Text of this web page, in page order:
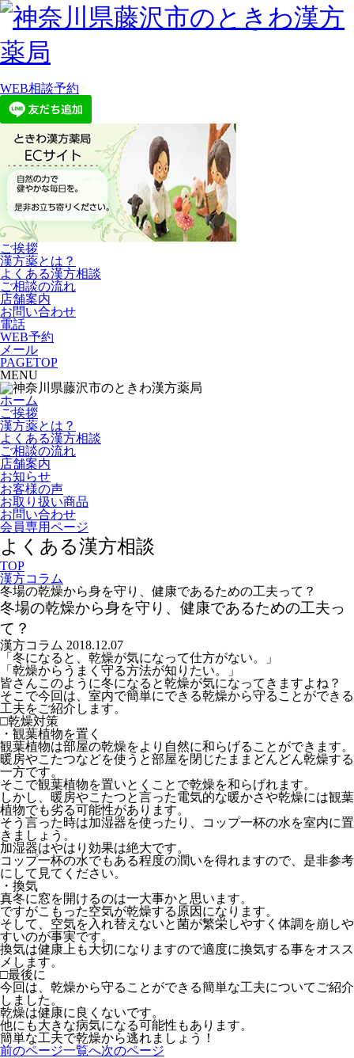
WEB相談予約
ご挨拶
漢方薬とは？
よくある漢方相談
ご相談の流れ
店舗案内
お問い合わせ
電話
WEB予約
メール
PAGETOP
MENU
ホーム
ご挨拶
漢方薬とは？
よくある漢方相談
ご相談の流れ
店舗案内
お知らせ
お客様の声
お取り扱い商品
お問い合わせ
会員専用ページ
よくある漢方相談
TOP
漢方コラム
冬場の乾燥から身を守り、健康であるための工夫って？
冬場の乾燥から身を守り、健康であるための工夫っ
て？
漢方コラム 2018.12.07
「冬になると、乾燥が気になって仕方がない。」
「乾燥からうまく守る方法が知りたい。」
皆さんこのように冬になると乾燥が気になってきますよね？
そこで今回は、室内で簡単にできる乾燥から守ることができる
工夫をご紹介します。
□乾燥対策
・観葉植物を置く
観葉植物は部屋の乾燥をより自然に和らげることができます。
暖房やこたつなどを使うと部屋を閉じたままどんどん乾燥する
一方です。
そこで観葉植物を置いとくことで乾燥を和らげれます。
しかし、暖房やこたつと言った電気的な暖かさや乾燥には観葉
植物でも劣る可能性があります。
そう言った時は加湿器を使ったり、コップ一杯の水を室内に置
きましょう。
加湿器はやはり効果は絶大です。
コップ一杯の水でもある程度の潤いを得れますので、是非参考
にして見てください。
・換気
真冬に窓を開けるのは一大事かと思います。
ですがこもった空気が乾燥する原因になります。
そして、空気を入れ替えないと菌が繁栄しやすく体調を崩しや
すいのが事実です。
換気は健康上も大切になりますので適度に換気する事をオスス
メします。
□最後に
今回は、乾燥から守ることができる簡単な工夫についてご紹介
しました。
乾燥は健康に良くないです。
他にも大きな病気になる可能性もあります。
簡単な工夫で乾燥から逃れましょう！
前のページ一覧へ次のページ